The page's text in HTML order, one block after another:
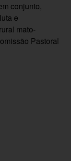
conjunto,
e
mato-
Pastoral